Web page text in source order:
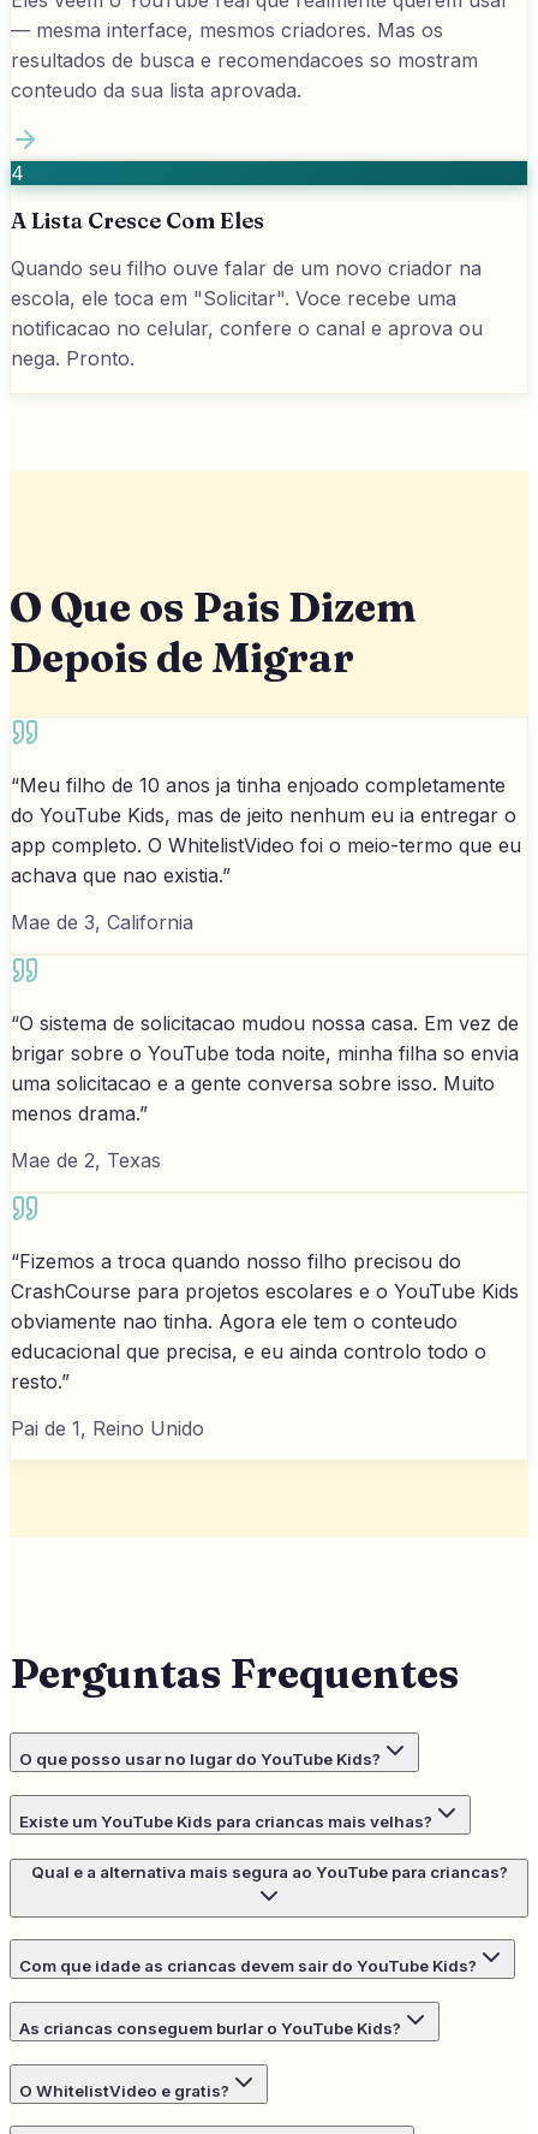
— mesma interface, mesmos criadores. Mas os
resultados de busca e recomendacoes so mostram
conteudo da sua lista aprovada.
4
A Lista Cresce Com Eles
Quando seu filho ouve falar de um novo criador na
escola, ele toca em "Solicitar". Voce recebe uma
notificacao no celular, confere o canal e aprova ou
nega. Pronto.
O Que os Pais Dizem
Depois de Migrar
“Meu filho de 10 anos ja tinha enjoado completamente
do YouTube Kids, mas de jeito nenhum eu ia entregar o
app completo. O WhitelistVideo foi o meio-termo que eu
achava que nao existia.”
Mae de 3, California
“O sistema de solicitacao mudou nossa casa. Em vez de
brigar sobre o YouTube toda noite, minha filha so envia
uma solicitacao e a gente conversa sobre isso. Muito
menos drama.”
Mae de 2, Texas
“Fizemos a troca quando nosso filho precisou do
CrashCourse para projetos escolares e o YouTube Kids
obviamente nao tinha. Agora ele tem o conteudo
educacional que precisa, e eu ainda controlo todo o
resto.”
Pai de 1, Reino Unido
Perguntas Frequentes
O que posso usar no lugar do YouTube Kids?
Existe um YouTube Kids para criancas mais velhas?
Qual e a alternativa mais segura ao YouTube para criancas?
Com que idade as criancas devem sair do YouTube Kids?
As criancas conseguem burlar o YouTube Kids?
O WhitelistVideo e gratis?